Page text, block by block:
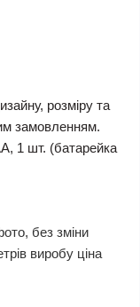
розміру та
замовленням.
1 шт. (батарейка
без зміни
виробу ціна